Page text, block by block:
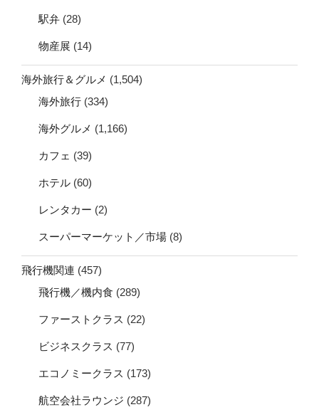
駅弁 (28)
物産展 (14)
海外旅行＆グルメ (1,504)
海外旅行 (334)
海外グルメ (1,166)
カフェ (39)
ホテル (60)
レンタカー (2)
スーパーマーケット／市場 (8)
飛行機関連 (457)
飛行機／機内食 (289)
ファーストクラス (22)
ビジネスクラス (77)
エコノミークラス (173)
航空会社ラウンジ (287)